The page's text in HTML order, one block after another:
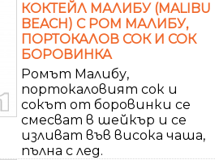
КОКТЕЙЛ МАЛИБУ (MALIBU
BEACH) С РОМ МАЛИБУ,
ПОРТОКАЛОВ СОК И СОК
БОРОВИНКА
Ромът Малибу,
портокаловият сок и
сокът от боровинки се
смесват в шейкър и се
изливат във висока чаша,
пълна с лед.